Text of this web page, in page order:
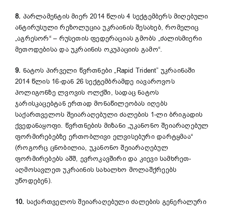
8. პარლამენტის მიერ 2014 წლის 4 სექტემბერს მიღებული
ანტირუსული რეზოლუცია უკრაინის შესახებ, რომელიც
„აგრესორ“ – რუსეთის ფედერაციას გმობს „ძალისმიერი
მეთოდებისა და უკრაინის ოკუპაციის გამო“.
9. ნატოს პირველი წვრთნები „Rapid Trident” უკრაინაში
2014 წლის 16-დან 26 სექტემბრამდე იავაროვოს
პოლიგონზე ლვოვის ოლქში, სადაც ნატოს
ჯარისკაცებტან ერთად მონაწილეობას იღებს
საქართველოს შეიარაღებული ძალების 1-ლი ბრიგადის
ქვედანაყოფი. წვრთნების მიზანი „უკანონო შეიარაღებულ
ფორმირებებზე ერთობლივი ელვისებური დარტყმაა“
(როგორც ცნობილია, უკანონო შეიარაღებულ
ფორმირებებს აშშ, ევროკავშირი და კიევი სამხრეთ-
აღმოსავლეთ უკრაინის სახალხო მოლაშქრეებს
უწოდებენ).
10. საქართველოს შეიარაღებული ძალების გენერალური